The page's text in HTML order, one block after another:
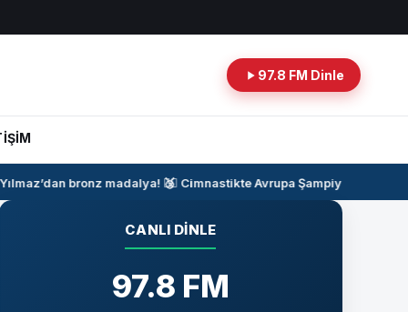
97.8 FM Dinle
bronz madalya!🥉
🤸‍♂️Cimnastikte Avrupa Şampiyonası
CANLI DINLE
97.8 FM